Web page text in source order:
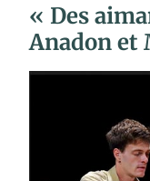
« Des
Anadon et